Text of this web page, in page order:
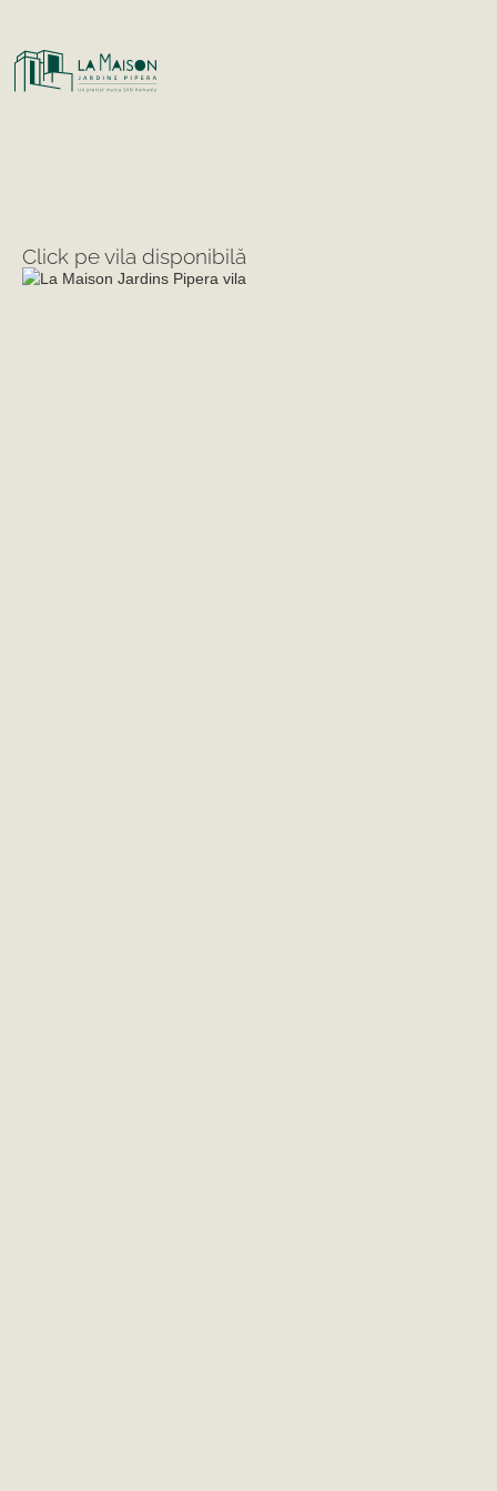
Click pe vila disponibilă